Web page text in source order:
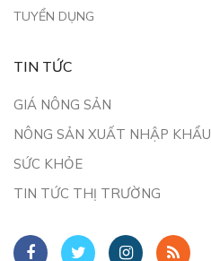
TUYỂN DỤNG
TIN TỨC
GIÁ NÔNG SẢN
NÔNG SẢN XUẤT NHẬP KHẨU
SỨC KHỎE
TIN TỨC THỊ TRƯỜNG